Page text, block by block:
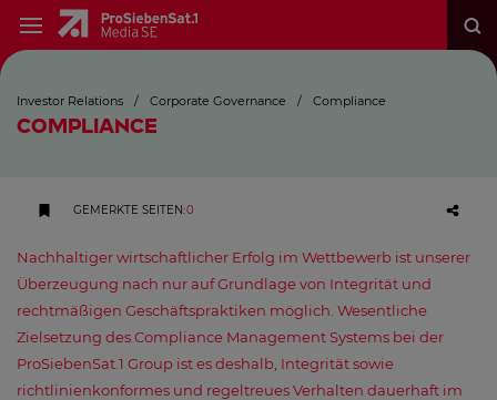
Investor Relations / Corporate Governance / Compliance
COMPLIANCE
GEMERKTE SEITEN:0
Nachhaltiger wirtschaftlicher Erfolg im Wettbewerb ist unserer
Überzeugung nach nur auf Grundlage von Integrität und
rechtmäßigen Geschäftspraktiken möglich. Wesentliche
Zielsetzung des Compliance Management Systems bei der
ProSiebenSat.1 Group ist es deshalb, Integrität sowie
richtlinienkonformes und regeltreues Verhalten dauerhaft im